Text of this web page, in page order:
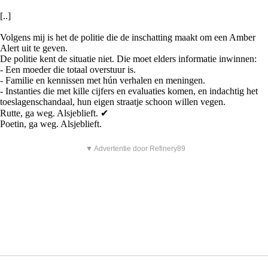
[..]
Volgens mij is het de politie die de inschatting maakt om een Amber
Alert uit te geven.
De politie kent de situatie niet. Die moet elders informatie inwinnen:
- Een moeder die totaal overstuur is.
- Familie en kennissen met hún verhalen en meningen.
- Instanties die met kille cijfers en evaluaties komen, en indachtig het
toeslagenschandaal, hun eigen straatje schoon willen vegen.
Rutte, ga weg. Alsjeblieft. ✔
Poetin, ga weg. Alsjeblieft.
▼ Advertentie door Refinery89